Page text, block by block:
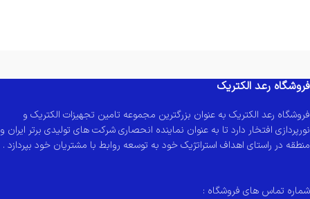
فروشگاه رعد الکتریک
فروشگاه رعد الکتریک به عنوان بزرگترین مجموعه تامین تجهیزات الکتریک و
نورپردازی افتخار دارد تا به عنوان نماینده انحصاری شرکت های تولیدی برتر ایران و
منطقه در راستای اهداف استراتژیک خود به توسعه روابط با مشتریان خود بپردازد .
شماره تماس های فروشگاه :